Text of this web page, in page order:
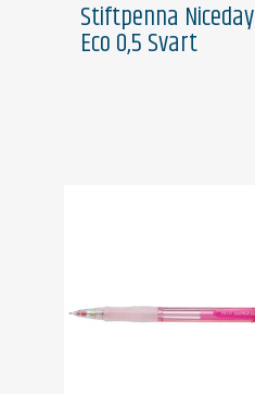
Stiftpenna Niceday
Eco 0,5 Svart